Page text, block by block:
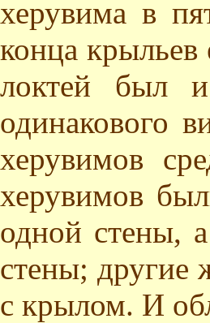
херувима в
конца крыльев
локтей был
одинакового
херувимов
херувимов
одной стены,
стены; другие
с крылом. И